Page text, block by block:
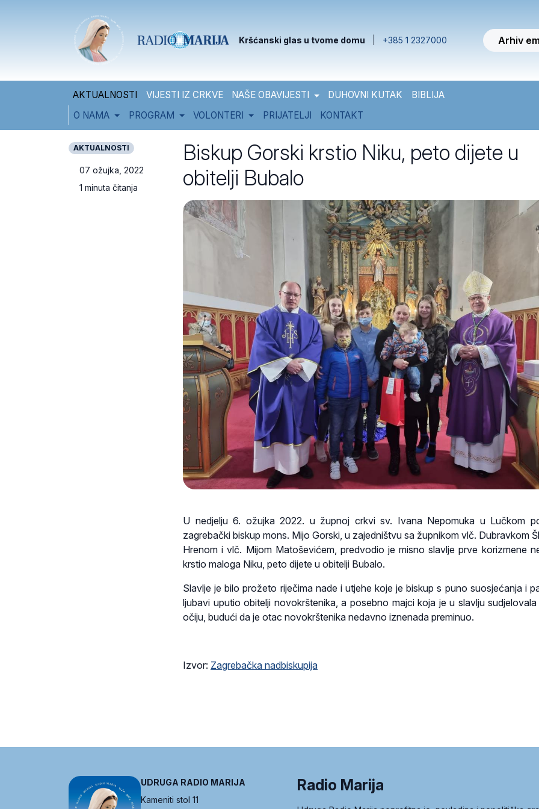
Kršćanski glas u tvome domu +385 1 2327000 Arhiv
AKTUALNOSTI VIJESTI IZ CRKVE NAŠE OBAVIJESTI DUHOVNI KUTAK
BIBLIJA
O NAMA
PROGRAM VOLONTERI PRIJATELJI KONTAKT
AKTUALNOSTI
07 ožujka, 2022
1 minuta čitanja
Biskup Gorski krstio Niku, peto dijete u
obitelji Bubalo
U nedjelju 6. ožujka 2022. u župnoj crkvi sv. Ivana Nepomuka u Lučkom
zagrebački biskup mons. Mijo Gorski, u zajedništvu sa župnikom vlč. Dubravkom
Hrenom i vlč. Mijom Matoševićem, predvodio je misno slavlje prve korizmene
krstio maloga Niku, peto dijete u obitelji Bubalo.
Slavlje je bilo prožeto riječima nade i utjehe koje je biskup s puno suosjećanja i
ljubavi uputio obitelji novokrštenika, a posebno majci koja je u slavlju
očiju, budući da je otac novokrštenika nedavno iznenada preminuo.
Izvor: Zagrebačka nadbiskupija
UDRUGA RADIO MARIJA
Kameniti stol 11
Radio Marija